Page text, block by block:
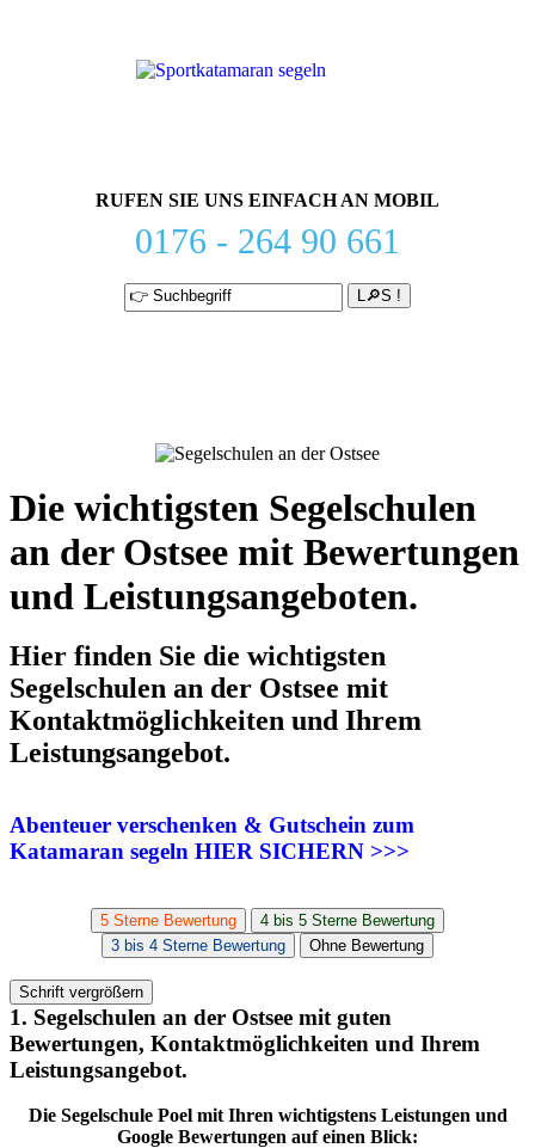
RUFEN SIE UNS EINFACH AN MOBIL
0176 - 264 90 661
Die wichtigsten Segelschulen
an der Ostsee mit Bewertungen
und Leistungsangeboten.
Hier finden Sie die wichtigsten
Segelschulen an der Ostsee mit
Kontaktmöglichkeiten und Ihrem
Leistungsangebot.
Abenteuer verschenken & Gutschein zum
Katamaran segeln HIER SICHERN >>>
5 Sterne Bewertung
4 bis 5 Sterne Bewertung
3 bis 4 Sterne Bewertung
Ohne Bewertung
Schrift vergrößern
1. Segelschulen an der Ostsee mit guten
Bewertungen, Kontaktmöglichkeiten und Ihrem
Leistungsangebot.
Die Segelschule Poel mit Ihren wichtigstens Leistungen und
Google Bewertungen auf einen Blick: